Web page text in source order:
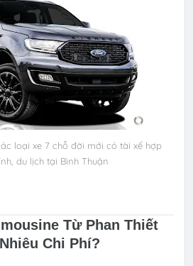
loại xe 7 chỗ đời mới có tài xế hợp
du lịch tại Bình Thuận
Từ Phan Thiết
Chi Phí?